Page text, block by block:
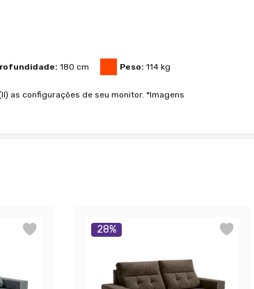
180 cm Peso: 114 kg
as configurações de seu monitor. *Imagens
28%